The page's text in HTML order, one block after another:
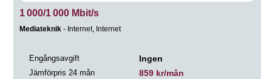
1 000/1 000 Mbit/s
Mediateknik - Internet, Internet
Engångsavgift Ingen
Jämförpris 24 mån 859 kr/mån